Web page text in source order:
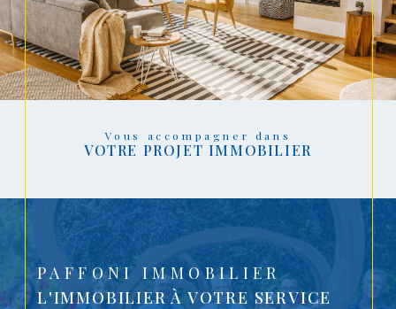
Vous accompagner dans
VOTRE PROJET IMMOBILIER
PAFFONI IMMOBILIER
L'IMMOBILIER À VOTRE SERVICE